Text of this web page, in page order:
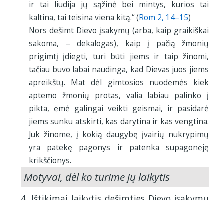
ir tai liudija jų sąžinė bei mintys, kurios tai
kaltina, tai teisina viena kitą.“ (Rom 2, 14–15)
Nors dešimt Dievo įsakymų (arba, kaip graikiškai
sakoma, – dekalogas), kaip į pačią žmonių
prigimtį įdiegti, turi būti jiems ir taip žinomi,
tačiau buvo labai naudinga, kad Dievas juos jiems
apreikštų. Mat dėl gimtosios nuodėmės kiek
aptemo žmonių protas, valia labiau palinko į
pikta, ėmė galingai veikti geismai, ir pasidarė
jiems sunku atskirti, kas darytina ir kas vengtina.
Juk žinome, į kokią daugybę įvairių nukrypimų
yra patekę pagonys ir patenka supagonėję
krikščionys.
Motyvai, dėl ko turime jų laikytis